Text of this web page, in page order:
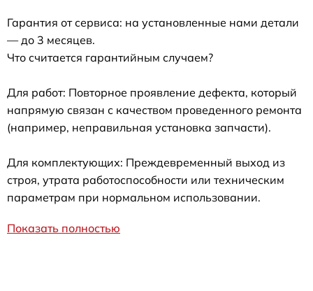
Гарантия от сервиса: на установленные нами детали
— до 3 месяцев.
Что считается гарантийным случаем?
Для работ: Повторное проявление дефекта, который
напрямую связан с качеством проведенного ремонта
(например, неправильная установка запчасти).
Для комплектующих: Преждевременный выход из
строя, утрата работоспособности или техническим
параметрам при нормальном использовании.
Показать полностью